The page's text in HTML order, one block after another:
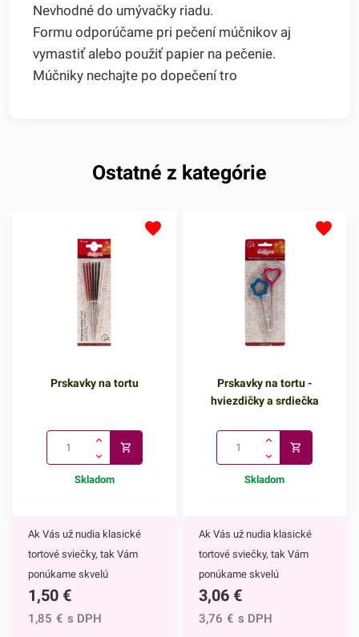
Nevhodné do umývačky riadu.
Formu odporúčame pri pečení múčnikov aj
vymastiť alebo použiť papier na pečenie.
Múčniky nechajte po dopečení tro
Ostatné z kategórie
Prskavky na tortu
Skladom
Ak Vás už nudia klasické
tortové sviečky, tak Vám
ponúkame skvelú
alternatívu. Prskavky na tortu
sú mimoriadne efektným
1,50 €
1,85 € s DPH
Prskavky na tortu -
hviezdičky a srdiečka
Skladom
Ak Vás už nudia klasické
tortové sviečky, tak Vám
ponúkame skvelú
alternatívu. Prskavky na tortu
- hviezdičky a srdiečka sú
3,06 €
3,76 € s DPH